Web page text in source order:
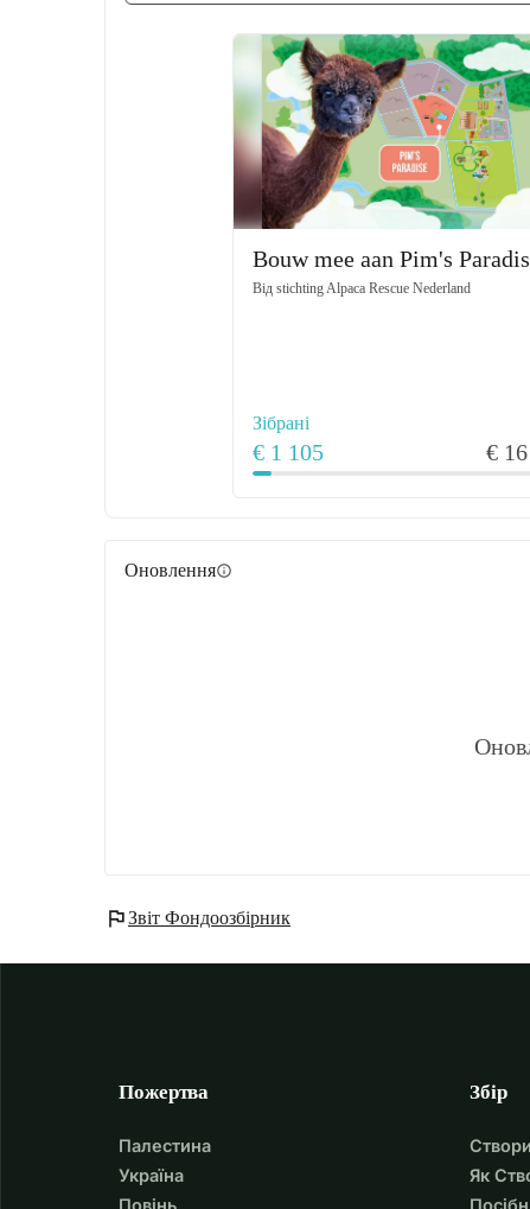
Bouw mee aan Pim's
Відstichting Alpaca Rescue Nederland
Зібрані
€ 1 105 €
Оновленняinfo
flagЗвіт Фондоозбірник
Пожертва
Палестина
Україна
Збір
Як